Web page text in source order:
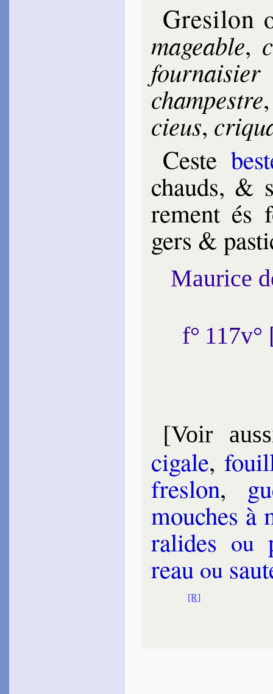
Gresi­lon
ma­geable,
four­nai­sier
cham­pestre
cieus,
Ceste
chauds, &
re­ment és
gers &
Maurice
f°
[Voir
ci­gale,
fres­lon,
mouches à
ra­lides ou
reau ou
[R]